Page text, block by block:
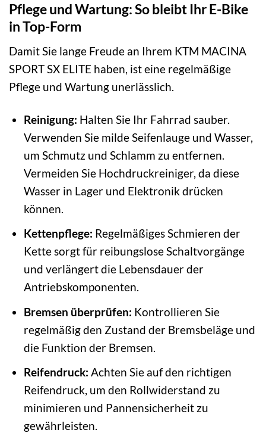
Pflege und Wartung: So bleibt Ihr E-Bike
in Top-Form
Damit Sie lange Freude an Ihrem KTM MACINA
SPORT SX ELITE haben, ist eine regelmäßige
Pflege und Wartung unerlässlich.
Reinigung: Halten Sie Ihr Fahrrad sauber.
Verwenden Sie milde Seifenlauge und Wasser,
um Schmutz und Schlamm zu entfernen.
Vermeiden Sie Hochdruckreiniger, da diese
Wasser in Lager und Elektronik drücken
können.
Kettenpflege: Regelmäßiges Schmieren der
Kette sorgt für reibungslose Schaltvorgänge
und verlängert die Lebensdauer der
Antriebskomponenten.
Bremsen überprüfen: Kontrollieren Sie
regelmäßig den Zustand der Bremsbeläge und
die Funktion der Bremsen.
Reifendruck: Achten Sie auf den richtigen
Reifendruck, um den Rollwiderstand zu
minimieren und Pannensicherheit zu
gewährleisten.